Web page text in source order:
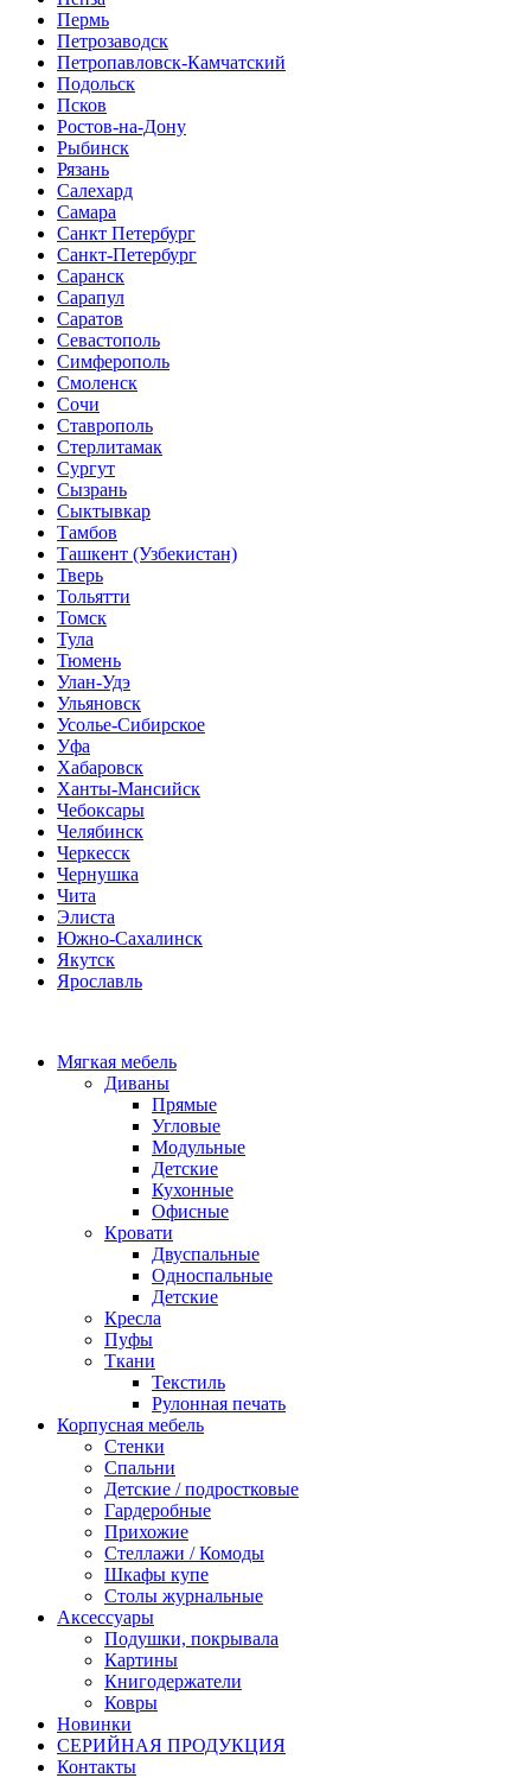
Пермь
Петрозаводск
Петропавловск-Камчатский
Подольск
Псков
Ростов-на-Дону
Рыбинск
Рязань
Салехард
Самара
Санкт Петербург
Санкт-Петербург
Саранск
Сарапул
Саратов
Севастополь
Симферополь
Смоленск
Сочи
Ставрополь
Стерлитамак
Сургут
Сызрань
Сыктывкар
Тамбов
Ташкент (Узбекистан)
Тверь
Тольятти
Томск
Тула
Тюмень
Улан-Удэ
Ульяновск
Усолье-Сибирское
Уфа
Хабаровск
Ханты-Мансийск
Чебоксары
Челябинск
Черкесск
Чернушка
Чита
Элиста
Южно-Сахалинск
Якутск
Ярославль
Мягкая мебель
Диваны
Прямые
Угловые
Модульные
Детские
Кухонные
Офисные
Кровати
Двуспальные
Односпальные
Детские
Кресла
Пуфы
Ткани
Текстиль
Рулонная печать
Корпусная мебель
Стенки
Спальни
Детские / подростковые
Гардеробные
Прихожие
Стеллажи / Комоды
Шкафы купе
Столы журнальные
Аксессуары
Подушки, покрывала
Картины
Книгодержатели
Ковры
Новинки
СЕРИЙНАЯ ПРОДУКЦИЯ
Контакты